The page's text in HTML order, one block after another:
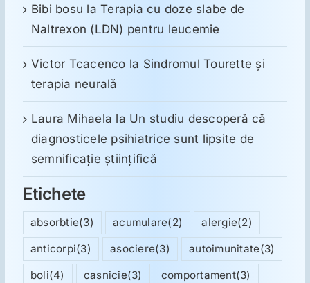
Bibi bosu laTerapia cu doze slabe de
Naltrexon (LDN) pentru leucemie
Victor Tcacenco la Sindromul Tourette şi
terapia neurală
Laura Mihaela la Un studiu descoperă că
diagnosticele psihiatrice sunt lipsite de
semnificație științifică
Etichete
absorbtie(3) acumulare(2) alergie(2)
anticorpi(3) asociere(3) autoimunitate(3)
boli(4) casnicie(3) comportament(3)